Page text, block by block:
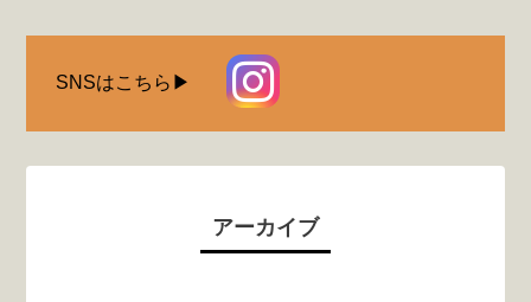
SNSはこちら▶︎
アーカイブ